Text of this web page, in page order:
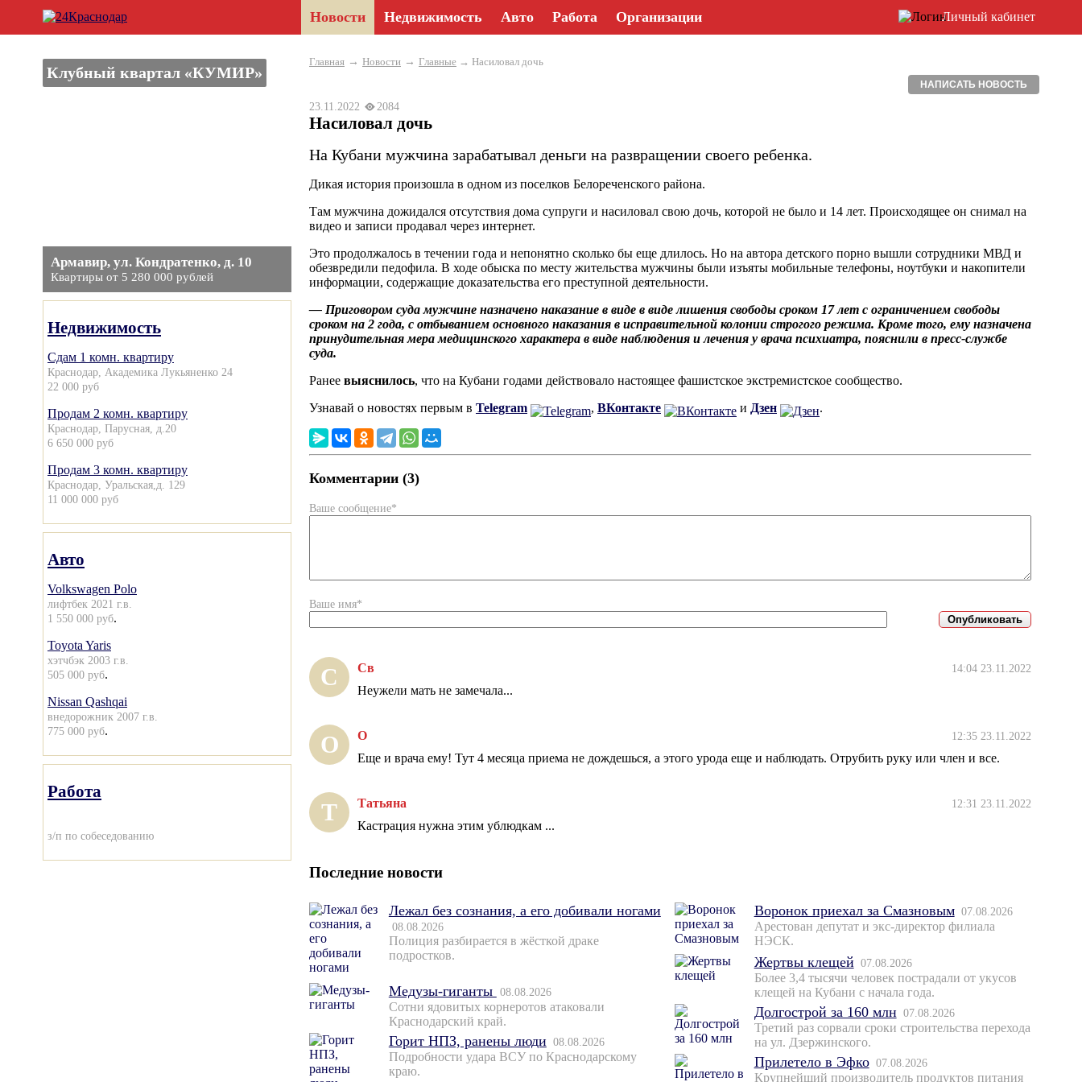
Новости Недвижимость Авто Работа Организации Личный кабинет
Клубный квартал «КУМИР»
Армавир, ул. Кондратенко, д. 10
Квартиры от 5 280 000 рублей
Недвижимость
Сдам 1 комн. квартиру
Краснодар, Академика Лукьяненко 24
22 000 руб
Продам 2 комн. квартиру
Краснодар, Парусная, д.20
6 650 000 руб
Продам 3 комн. квартиру
Краснодар, Уральская,д. 129
11 000 000 руб
Авто
Volkswagen Polo
лифтбек 2021 г.в.
1 550 000 руб.
Toyota Yaris
хэтчбэк 2003 г.в.
505 000 руб.
Nissan Qashqai
внедорожник 2007 г.в.
775 000 руб.
Работа
з/п по собеседованию
Главная → Новости → Главные → Насиловал дочь
НАПИСАТЬ НОВОСТЬ
23.11.2022 2084
Насиловал дочь
На Кубани мужчина зарабатывал деньги на развращении своего ребенка.
Дикая история произошла в одном из поселков Белореченского района.
Там мужчина дожидался отсутствия дома супруги и насиловал свою дочь, которой не было и 14 лет. Происходящее он снимал на
видео и записи продавал через интернет.
Это продолжалось в течении года и непонятно сколько бы еще длилось. Но на автора детского порно вышли сотрудники МВД и
обезвредили педофила. В ходе обыска по месту жительства мужчины были изъяты мобильные телефоны, ноутбуки и накопители
информации, содержащие доказательства его преступной деятельности.
— Приговором суда мужчине назначено наказание в виде в виде лишения свободы сроком 17 лет с ограничением свободы
сроком на 2 года, с отбыванием основного наказания в исправительной колонии строгого режима. Кроме того, ему назначена
принудительная мера медицинского характера в виде наблюдения и лечения у врача психиатра, пояснили в пресс-службе
суда.
Ранее выяснилось, что на Кубани годами действовало настоящее фашистское экстремистское сообщество.
Узнавай о новостях первым в Telegram , ВКонтакте и Дзен .
Комментарии (3)
Ваше сообщение*
Ваше имя*
С Св 14:04 23.11.2022
Неужели мать не замечала...
О О 12:35 23.11.2022
Еще и врача ему! Тут 4 месяца приема не дождешься, а этого урода еще и наблюдать. Отрубить руку или член и все.
Т Татьяна 12:31 23.11.2022
Кастрация нужна этим ублюдкам ...
Последние новости
Лежал без сознания, а его добивали ногами
08.08.2026
Полиция разбирается в жёсткой драке
подростков.
Медузы-гиганты 08.08.2026
Сотни ядовитых корнеротов атаковали
Краснодарский край.
Горит НПЗ, ранены люди 08.08.2026
Подробности удара ВСУ по Краснодарскому
краю.
Воронок приехал за Смазновым 07.08.2026
Арестован депутат и экс-директор филиала
НЭСК.
Жертвы клещей 07.08.2026
Более 3,4 тысячи человек пострадали от укусов
клещей на Кубани с начала года.
Долгострой за 160 млн 07.08.2026
Третий раз сорвали сроки строительства перехода
на ул. Дзержинского.
Прилетело в Эфко 07.08.2026
Крупнейший производитель продуктов питания